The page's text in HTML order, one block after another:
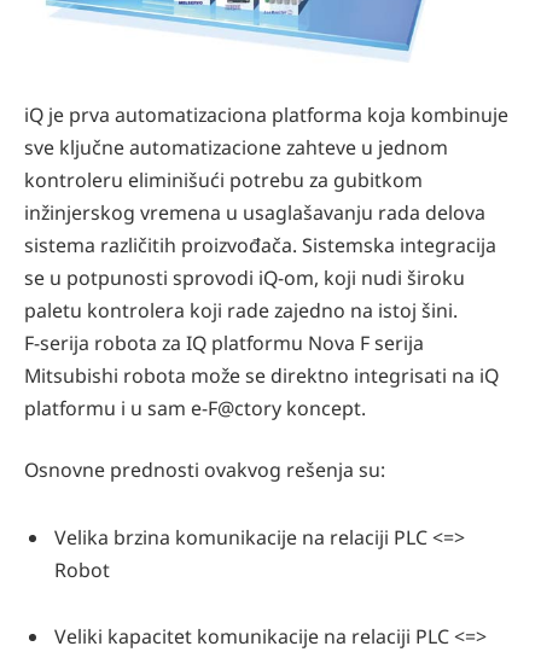
iQ je prva automatizaciona platforma koja kombinuje
sve ključne automatizacione zahteve u jednom
kontroleru eliminišući potrebu za gubitkom
inžinjerskog vremena u usaglašavanju rada delova
sistema različitih proizvođača. Sistemska integracija
se u potpunosti sprovodi iQ-om, koji nudi široku
paletu kontrolera koji rade zajedno na istoj šini.
F-serija robota za IQ platformu Nova F serija
Mitsubishi robota može se direktno integrisati na iQ
platformu i u sam e-F@ctory koncept.
Osnovne prednosti ovakvog rešenja su:
Velika brzina komunikacije na relaciji PLC <=>
Robot
Veliki kapacitet komunikacije na relaciji PLC <=>